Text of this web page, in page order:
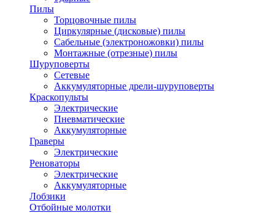
Пилы
Торцовочные пилы
Циркулярные (дисковые) пилы
Сабельные (электроножовки) пилы
Монтажные (отрезные) пилы
Шуруповерты
Сетевые
Аккумуляторные дрели-шуруповерты
Краскопульты
Электрические
Пневматические
Аккумуляторные
Граверы
Электрические
Реноваторы
Электрические
Аккумуляторные
Лобзики
Отбойные молотки